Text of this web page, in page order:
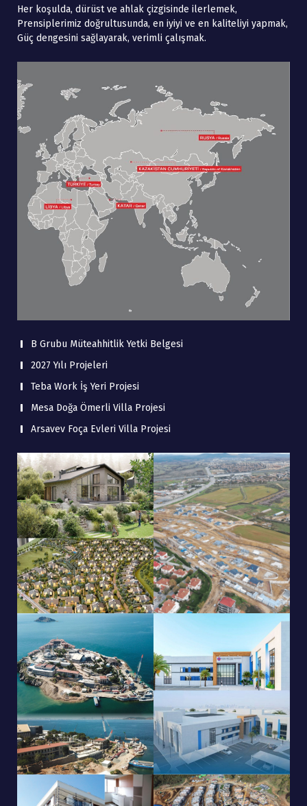
Her koşulda, dürüst ve ahlak çizgisinde ilerlemek,
Prensiplerimiz doğrultusunda, en iyiyi ve en kaliteliyi yapmak,
Güç dengesini sağlayarak, verimli çalışmak.
B Grubu Müteahhitlik Yetki Belgesi
2027 Yılı Projeleri
Teba Work İş Yeri Projesi
Mesa Doğa Ömerli Villa Projesi
Arsavev Foça Evleri Villa Projesi